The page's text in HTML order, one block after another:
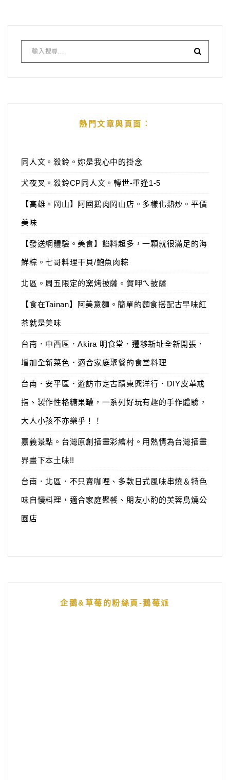
熱門文章與頁面︰
同人文。殺鈴。妳是我心中的掛念
犬夜叉。殺鈴CP同人文。轉世-重逢1-5
【高雄。岡山】阿國鵝肉岡山店。多樣化熱炒。平價
美味
【發送網體驗。美食】餡料超多，一顆就很滿足的海
鮮粽。七哥料理干貝/鮑魚肉粽
北區。周五限定的窯烤披薩。賀呷ㄟ披薩
【食在Tainan】阿美意麵。簡單的麵食搭配古早味紅
茶就是美味
台南．中西區．Akira 明食堂．遷移新址全新開張．
增加全新菜色．適合家庭聚餐的食堂料理
台南．安平區．遊訪市定古蹟東興洋行．DIY皮革戒
指、製作性格糖果罐，一系列好玩有趣的手作體驗，
大人小孩不亦樂乎！！
嘉義景點。台灣原創插畫彩繪村。用熱情為台灣插畫
界畫下本土味!!
台南．北區．不只賣咖哩、多款日式風味串燒＆特色
味自慢料理，適合家庭聚餐、朋友小酌的芙蓉鳥燒公
園店
企鵝&草莓的粉絲頁-鵝莓派